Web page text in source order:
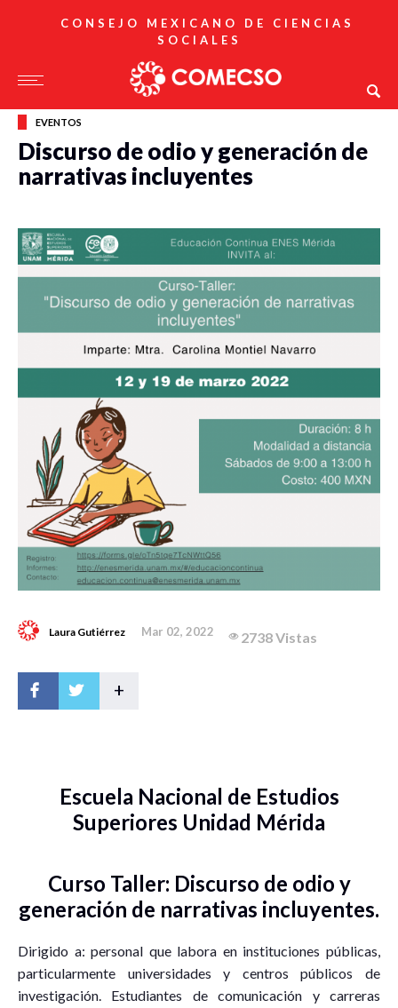
CONSEJO MEXICANO DE CIENCIAS
SOCIALES
EVENTOS
Discurso de odio y generación de
narrativas incluyentes
Laura Gutiérrez Mar 02, 2022 2738 Vistas
+
Escuela Nacional de Estudios
Superiores Unidad Mérida
Curso Taller: Discurso de odio y
generación de narrativas incluyentes.
Dirigido a: personal que labora en instituciones públicas,
particularmente universidades y centros públicos de
investigación. Estudiantes de comunicación y carreras